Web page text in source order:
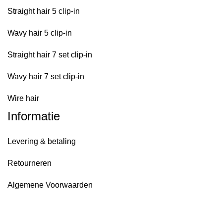
Straight hair 5 clip-in
Wavy hair 5 clip-in
Straight hair 7 set clip-in
Wavy hair 7 set clip-in
Wire hair
Informatie
Levering & betaling
Retourneren
Algemene Voorwaarden